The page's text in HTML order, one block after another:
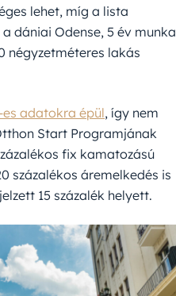
lehet, míg a lista
dániai Odense, 5 év munka
négyzetméteres lakás
es adatokra épül, így nem
Start Programjának
fix kamatozású
százalékos áremelkedés is
15 százalék helyett.